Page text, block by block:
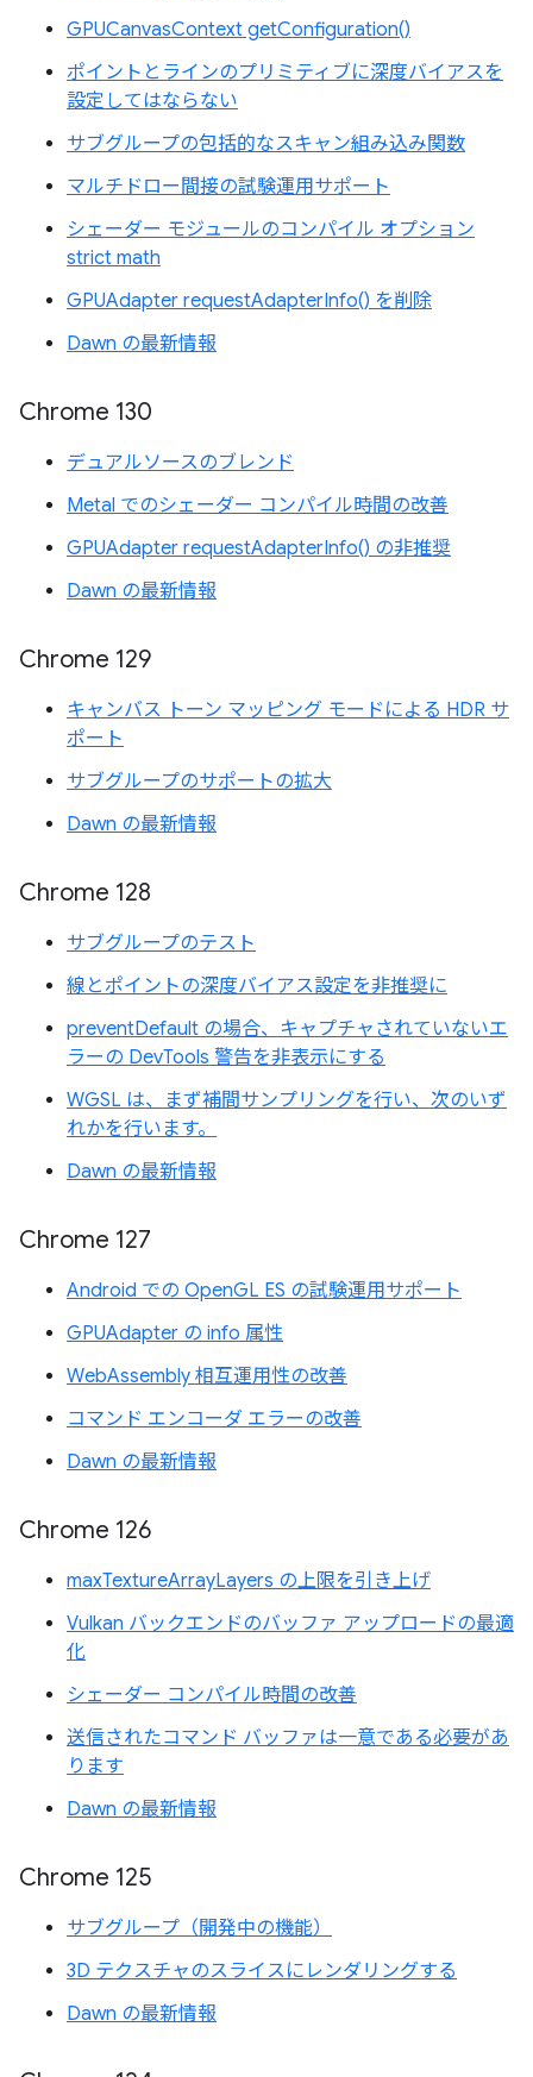
GPUCanvasContext getConfiguration()
ポイントとラインのプリミティブに深度バイアスを
設定してはならない
サブグループの包括的なスキャン組み込み関数
マルチドロー間接の試験運用サポート
シェーダー モジュールのコンパイル オプション
strict math
GPUAdapter requestAdapterInfo() を削除
Dawn の最新情報
Chrome 130
デュアルソースのブレンド
Metal でのシェーダー コンパイル時間の改善
GPUAdapter requestAdapterInfo() の非推奨
Dawn の最新情報
Chrome 129
キャンバス トーン マッピング モードによる HDR サ
ポート
サブグループのサポートの拡大
Dawn の最新情報
Chrome 128
サブグループのテスト
線とポイントの深度バイアス設定を非推奨に
preventDefault の場合、キャプチャされていないエ
ラーの DevTools 警告を非表示にする
WGSL は、まず補間サンプリングを行い、次のいず
れかを行います。
Dawn の最新情報
Chrome 127
Android での OpenGL ES の試験運用サポート
GPUAdapter の info 属性
WebAssembly 相互運用性の改善
コマンド エンコーダ エラーの改善
Dawn の最新情報
Chrome 126
maxTextureArrayLayers の上限を引き上げ
Vulkan バックエンドのバッファ アップロードの最適
化
シェーダー コンパイル時間の改善
送信されたコマンド バッファは一意である必要があ
ります
Dawn の最新情報
Chrome 125
サブグループ（開発中の機能）
3D テクスチャのスライスにレンダリングする
Dawn の最新情報